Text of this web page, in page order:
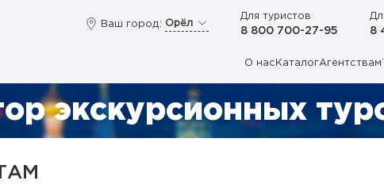
Ваш город: Орёл
Для туристов
8 800 700-27-95 8
О нас КаталогАгентствам
экскурсионных